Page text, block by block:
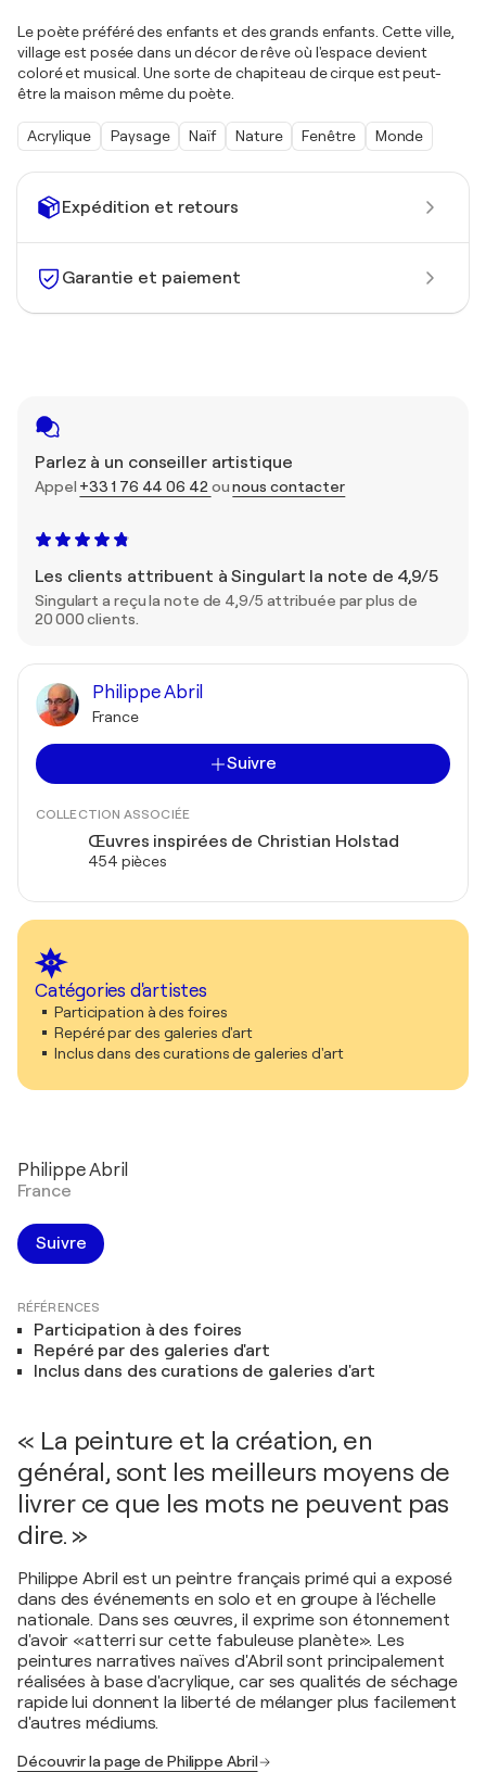
Expédition et retours
Garantie et paiement
Parlez à un conseiller artistique
Appel +33 1 76 44 06 42ounous contacter
Les clients attribuent à Singulart la note de 4,9/5
Singulart a reçu la note de 4,9/5 attribuée par plus de
20 000 clients.
Philippe Abril
France
Suivre
COLLECTION ASSOCIÉE
Œuvres inspirées de Christian Holstad
454 pièces
Catégories d'artistes
Participation à des foires
Repéré par des galeries d'art
Inclus dans des curations de galeries d'art
Le poète préféré des enfants et des grands enfants. Cette ville,
village est posée dans un décor de rêve où l'espace devient
coloré et musical. Une sorte de chapiteau de cirque est peut-
être la maison même du poète.
Acrylique Paysage Naïf Nature Fenêtre Monde
Philippe Abril
France
Suivre
RÉFÉRENCES
Participation à des foires
Repéré par des galeries d'art
Inclus dans des curations de galeries d'art
« La peinture et la création, en
général, sont les meilleurs moyens de
livrer ce que les mots ne peuvent pas
dire. »
Philippe Abril est un peintre français primé qui a exposé
dans des événements en solo et en groupe à l'échelle
nationale. Dans ses œuvres, il exprime son étonnement
d'avoir «atterri sur cette fabuleuse planète». Les
peintures narratives naïves d'Abril sont principalement
réalisées à base d'acrylique, car ses qualités de séchage
rapide lui donnent la liberté de mélanger plus facilement
d'autres médiums.
Découvrir la page de Philippe Abril